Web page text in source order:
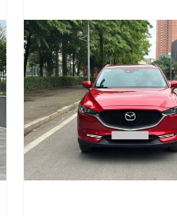
Màu:
Sản
Hộp
Số